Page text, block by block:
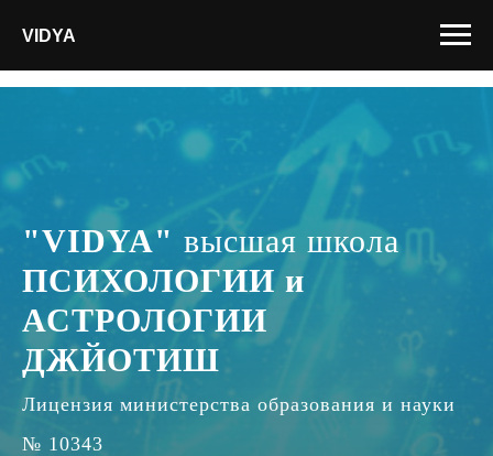
VIDYA
"VIDYA" высшая школа
ПСИХОЛОГИИ и
АСТРОЛОГИИ
ДЖЙОТИШ
Лицензия министерства образования и науки
№ 10343